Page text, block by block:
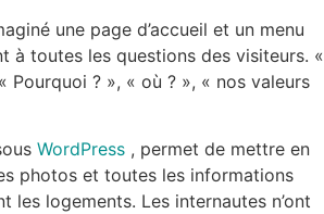
une page d’accueil et un menu
à toutes les questions des visiteurs. «
Pourquoi ? », « où ? », « nos valeurs
WordPress , permet de mettre en
photos et toutes les informations
les logements. Les internautes n’ont